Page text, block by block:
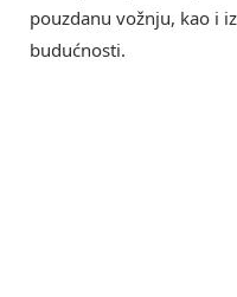
pouzdanu vožnju, kao i
budućnosti.